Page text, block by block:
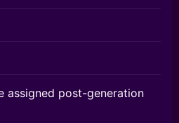
assigned post-generation